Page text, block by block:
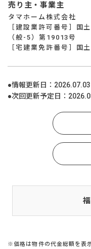
売り主・事業主
タマホーム株式会社
［建設業許可番号］国
（般-5）第19013号
［宅建業免許番号］国
●情報更新日： 2026.07.03
●次回更新予定日：
※価格は物件の代金総額を表